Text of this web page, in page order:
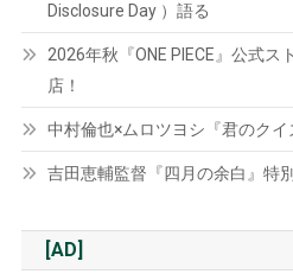
Disclosure Day ）語る
2026年秋『ONE PIECE』公式ス
店！
中村倫也×ムロツヨシ『君のク
吉田恵輔監督『四月の余白』特
[AD]